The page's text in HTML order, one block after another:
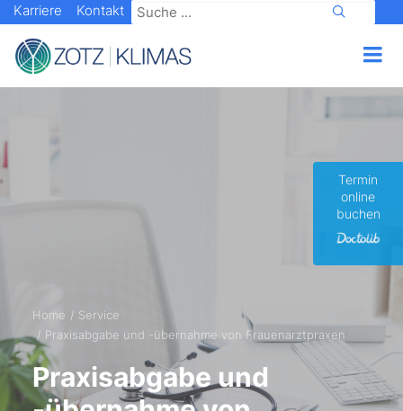
Termin
online
buchen
Karriere Kontakt
Home
Service
Praxisabgabe und -übernahme von Frauenarztpraxen
Praxisabgabe und